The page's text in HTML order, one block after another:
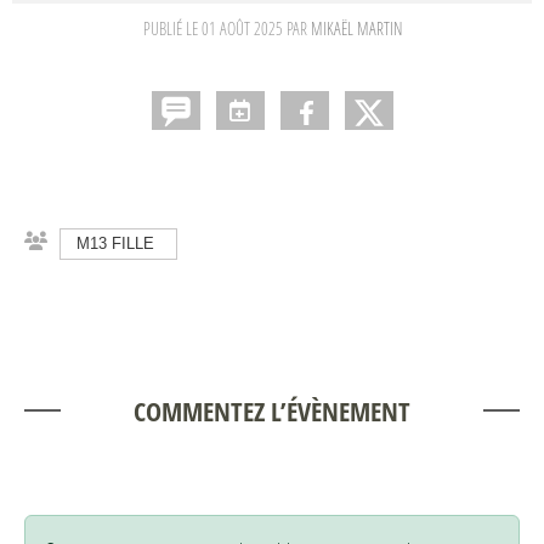
PUBLIÉ LE01 AOÛT 2025 PAR MIKAËL MARTIN
M13 FILLE
COMMENTEZ L’ÉVÈNEMENT